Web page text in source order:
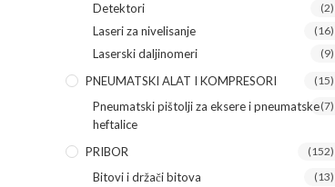
Detektori (2)
Laseri za nivelisanje (16)
Laserski daljinomeri (9)
PNEUMATSKI ALAT I KOMPRESORI (15)
Pneumatski pištolji za eksere i pneumatske
heftalice
(7)
PRIBOR (152)
Bitovi i držači bitova (13)